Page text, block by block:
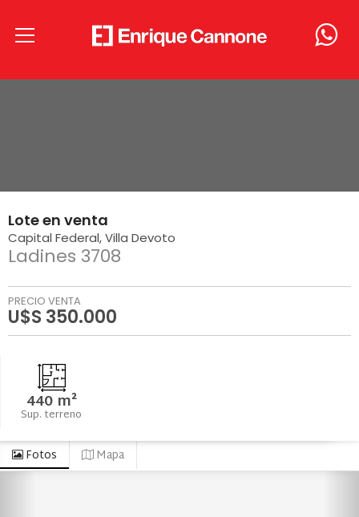
Loteen venta
Capital Federal Villa Devoto
Ladines 3708
PRECIO VENTA
U$S 350.000
440 m²
Sup. terreno
Fotos Mapa